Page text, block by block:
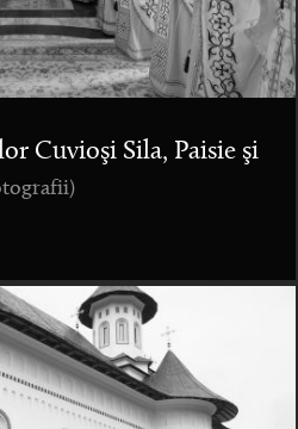
Cuvioşi Sila, Paisie şi